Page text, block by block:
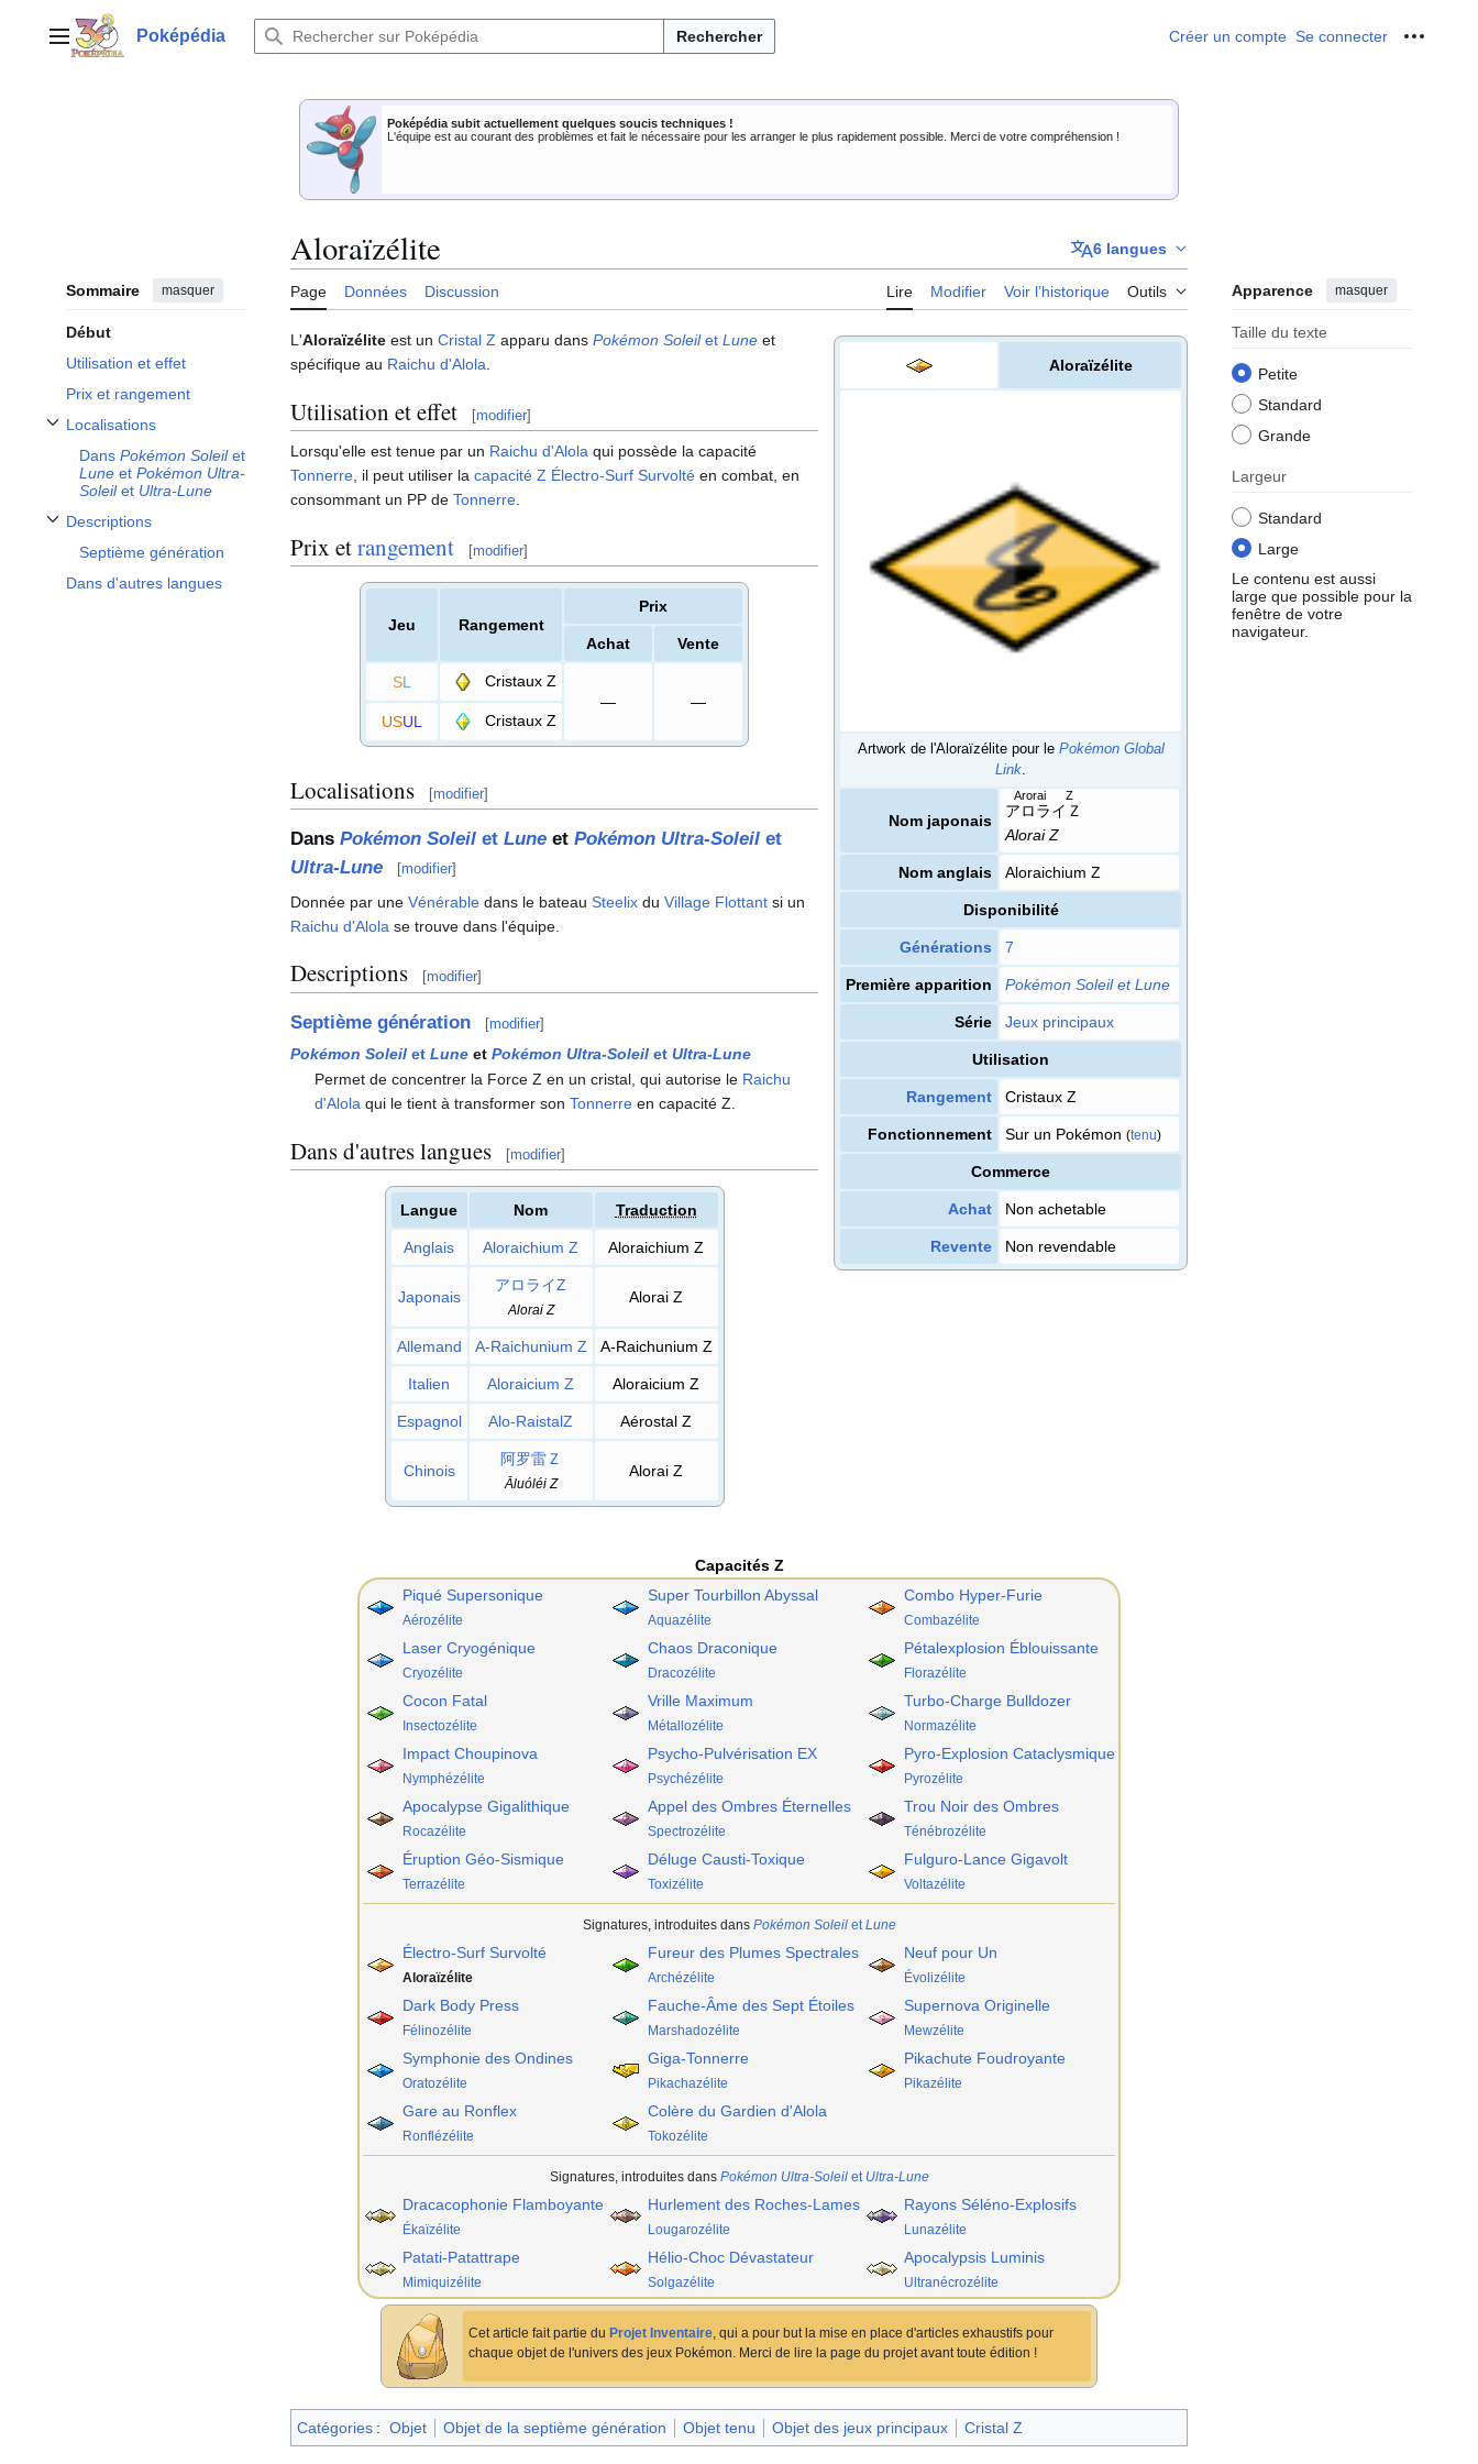
contenuMenu principalPoképédia Rechercher Créer un compte Se connecter Outils
Poképédia subit actuellement quelques soucis techniques !
L'équipe est au courant des problèmes et fait le nécessaire pour les arranger le plus rapidement possible. Merci de votre compréhension !
Sommaire masquer
Début
Utilisation et effet
Prix et rangement
Localisations
Afficher / masquer la sous-section Localisations
Dans Pokémon Soleilet
Lune et Pokémon Ultra-
Soleilet Ultra-Lune
Descriptions
Afficher / masquer la sous-section Descriptions
Septième génération
Dans d'autres langues
Aloraïzélite 6 langues
Page Données Discussion Lire Modifier Voir l’historique Outils Apparence masquer
Taille du texte
Petite
Standard
Grande
Largeur
Standard
Large
Le contenu est aussi
large que possible pour la
fenêtre de votre
navigateur.
Aloraïzélite
Artwork de l'Aloraïzélite pour le Pokémon Global
Link.
Nom japonais
アロライＺ
Arorai Z
Alorai Z
Nom anglais Aloraichium Z
Disponibilité
Générations 7
Première apparition Pokémon Soleil et Lune
Série Jeux principaux
Utilisation
Rangement Cristaux Z
Fonctionnement Sur un Pokémon (tenu)
Commerce
Achat Non achetable
Revente Non revendable
L'Aloraïzélite est un Cristal Z apparu dans Pokémon Soleilet Lune et
spécifique au Raichu d'Alola
Utilisation et effet [modifier]
Lorsqu'elle est tenue par un Raichu d'Alola qui possède la capacité
Tonnerre , il peut utiliser la capacité Z Électro-Surf Survolté en combat, en
consommant un PP de Tonnerre
Prix etrangement [modifier]
Jeu Rangement
Prix
Achat Vente
SL
Cristaux Z
—
—
USUL Cristaux Z
Localisations [modifier]
Dans Pokémon Soleil et Lune et Pokémon Ultra-Soleil et
Ultra-Lune
[modifier]
Donnée par une Vénérable dans le bateau Steelix du Village Flottant si un
Raichu d'Alola se trouve dans l'équipe.
Descriptions [modifier]
Septième génération [modifier]
Pokémon Soleil et Lune et Pokémon Ultra-Soleil et Ultra-Lune
Permet de concentrer la Force Z en un cristal, qui autorise le Raichu
d'Alola qui le tient à transformer sonTonnerre en capacité Z.
Dans d'autres langues [modifier]
Langue Nom Traduction
Anglais Aloraichium Z Aloraichium Z
Japonais
アロライZ
Alorai Z
Alorai Z
Allemand A-Raichunium Z A-Raichunium Z
Italien Aloraicium Z Aloraicium Z
Espagnol Alo-RaistalZ Aérostal Z
Chinois
阿罗雷Ｚ
Āluóléi Z
Alorai Z
Capacités Z
Piqué Supersonique
Aérozélite
Super Tourbillon Abyssal
Aquazélite
Combo Hyper-Furie
Combazélite
Laser Cryogénique
Cryozélite
Chaos Draconique
Dracozélite
Pétalexplosion Éblouissante
Florazélite
Cocon Fatal
Insectozélite
Vrille Maximum
Métallozélite
Turbo-Charge Bulldozer
Normazélite
Impact Choupinova
Nymphézélite
Psycho-Pulvérisation EX
Psychézélite
Pyro-Explosion Cataclysmique
Pyrozélite
Apocalypse Gigalithique
Rocazélite
Appel des Ombres Éternelles
Spectrozélite
Trou Noir des Ombres
Ténébrozélite
Éruption Géo-Sismique
Terrazélite
Déluge Causti-Toxique
Toxizélite
Fulguro-Lance Gigavolt
Voltazélite
Signatures, introduites dans Pokémon Soleilet Lune
Électro-Surf Survolté
Aloraïzélite
Fureur des Plumes Spectrales
Archézélite
Neuf pour Un
Évolizélite
Dark Body Press
Félinozélite
Fauche-Âme des Sept Étoiles
Marshadozélite
Supernova Originelle
Mewzélite
Symphonie des Ondines
Oratozélite
Giga-Tonnerre
Pikachazélite
Pikachute Foudroyante
Pikazélite
Gare au Ronflex
Ronflézélite
Colère du Gardien d'Alola
Tokozélite
Signatures, introduites dans Pokémon Ultra-Soleilet Ultra-Lune
Dracacophonie Flamboyante
Ékaïzélite
Hurlement des Roches-Lames
Lougarozélite
Rayons Séléno-Explosifs
Lunazélite
Patati-Patattrape
Mimiquizélite
Hélio-Choc Dévastateur
Solgazélite
Apocalypsis Luminis
Ultranécrozélite
Cet article fait partie du Projet Inventaire, qui a pour but la mise en place d'articles exhaustifs pour
chaque objet de l'univers des jeux Pokémon. Merci de lire la page du projet avant toute édition !
Catégories : Objet Objet de la septième génération Objet tenu Objet des jeux principaux Cristal Z